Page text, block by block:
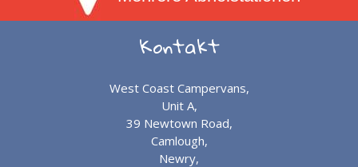
Kontakt
West Coast Campervans,
Unit A,
39 Newtown Road,
Camlough,
Newry,